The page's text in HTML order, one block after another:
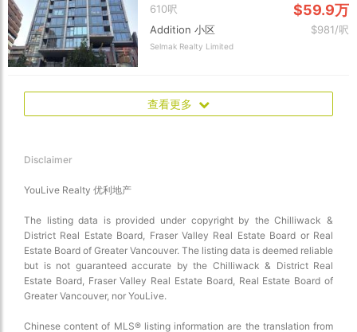
610呎 $59.9万
Addition 小区 $981/呎
Selmak Realty Limited
查看更多
Disclaimer
YouLive Realty 优利地产
The listing data is provided under copyright by the Chilliwack &
District Real Estate Board, Fraser Valley Real Estate Board or Real
Estate Board of Greater Vancouver. The listing data is deemed reliable
but is not guaranteed accurate by the Chilliwack & District Real
Estate Board, Fraser Valley Real Estate Board, Real Estate Board of
Greater Vancouver, nor YouLive.
Chinese content of MLS® listing information are the translation from